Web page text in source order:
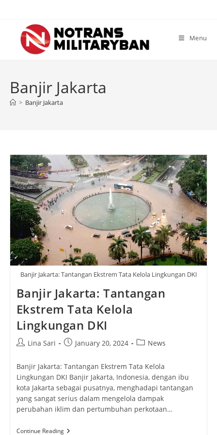
content
Menu
Banjir Jakarta
> Banjir Jakarta
Banjir Jakarta: Tantangan Ekstrem Tata Kelola Lingkungan DKI
Banjir Jakarta: Tantangan
Ekstrem Tata Kelola
Lingkungan DKI
PostLina Sari
PostJanuary 20, 2024
PostNews
Banjir Jakarta: Tantangan Ekstrem Tata Kelola
Lingkungan DKI Banjir Jakarta, Indonesia, dengan ibu
kota Jakarta sebagai pusatnya, menghadapi tantangan
yang sangat serius dalam mengelola dampak
perubahan iklim dan pertumbuhan perkotaan…
Continue ReadingBanjir